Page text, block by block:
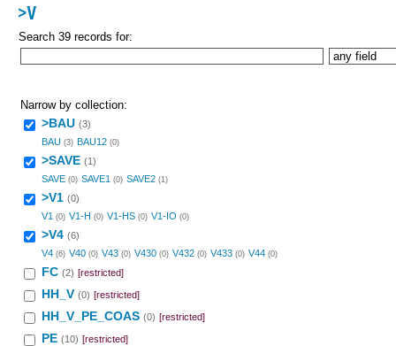
>V
Search 39 records for:
Narrow by collection:
>BAU (3)
BAU (3) BAU12 (0)
>SAVE (1)
SAVE (0) SAVE1 (0) SAVE2 (1)
>V1 (0)
V1 (0) V1-H (0) V1-HS (0) V1-IO (0)
>V4 (6)
V4 (6) V40 (0) V43 (0) V430 (0) V432 (0) V433 (0) V44 (0)
FC (2) [restricted]
HH_V (0) [restricted]
HH_V_PE_COAS (0) [restricted]
PE (10) [restricted]